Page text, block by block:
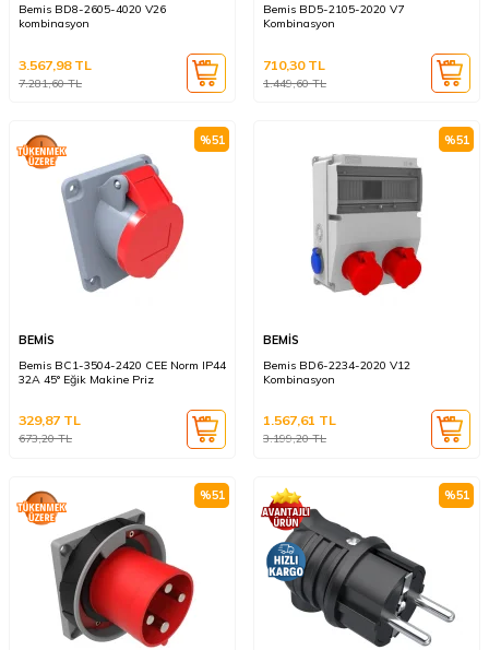
Bemis BD8-2605-4020 V26
kombinasyon
7.281,60TL
3.567,98TL
Bemis BD5-2105-2020 V7
Kombinasyon
1.449,60TL
710,30TL
%51
BEMİS
Bemis BC1-3504-2420 CEE Norm IP44
32A 45° Eğik Makine Priz
673,20TL
329,87 TL
%51
BEMİS
Bemis BD6-2234-2020 V12
Kombinasyon
3.199,20TL
1.567,61 TL
%51 %51